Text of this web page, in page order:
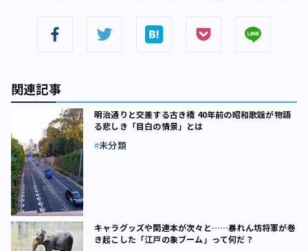
関連記事
明治通りと交差する古き橋 40年前の昭和歌謡が物語
る悲しき「目白の情景」とは
未分類
キャラグッズや関連本が次々と……暴れん坊将軍が巻
き起こした「江戸の象ブーム」って何だ？